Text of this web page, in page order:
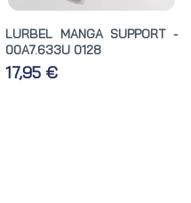
LURBEL MANGA SUPPORT -
00A7.633U 0128
17,95 €